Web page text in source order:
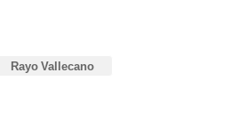
Rayo Vallecano